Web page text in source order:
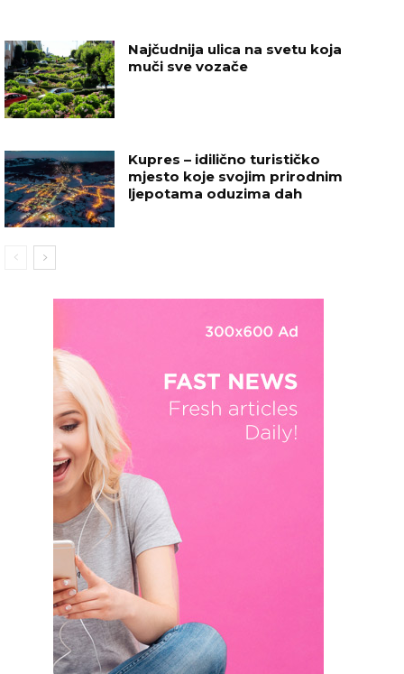
Najčudnija ulica na svetu koja
muči sve vozače
Kupres – idilično turističko
mjesto koje svojim prirodnim
ljepotama oduzima dah